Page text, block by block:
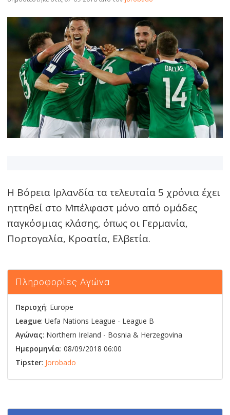
Η Βόρεια Ιρλανδία τα τελευταία 5 χρόνια έχει
ηττηθεί στο Μπέλφαστ μόνο από ομάδες
παγκόσμιας κλάσης, όπως οι Γερμανία,
Πορτογαλία, Κροατία, Ελβετία.
Πληροφορίες Αγώνα
Περιοχή: Europe
League: Uefa Nations League - League B
Αγώνας: Northern Ireland - Bosnia & Herzegovina
Ημερομηνία: 08/09/2018 06:00
Tipster: Jorobado